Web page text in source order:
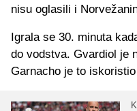
nisu oglasili i
Igrala se 30. minuta
do vodstva. Gvardiol je
Garnacho je to